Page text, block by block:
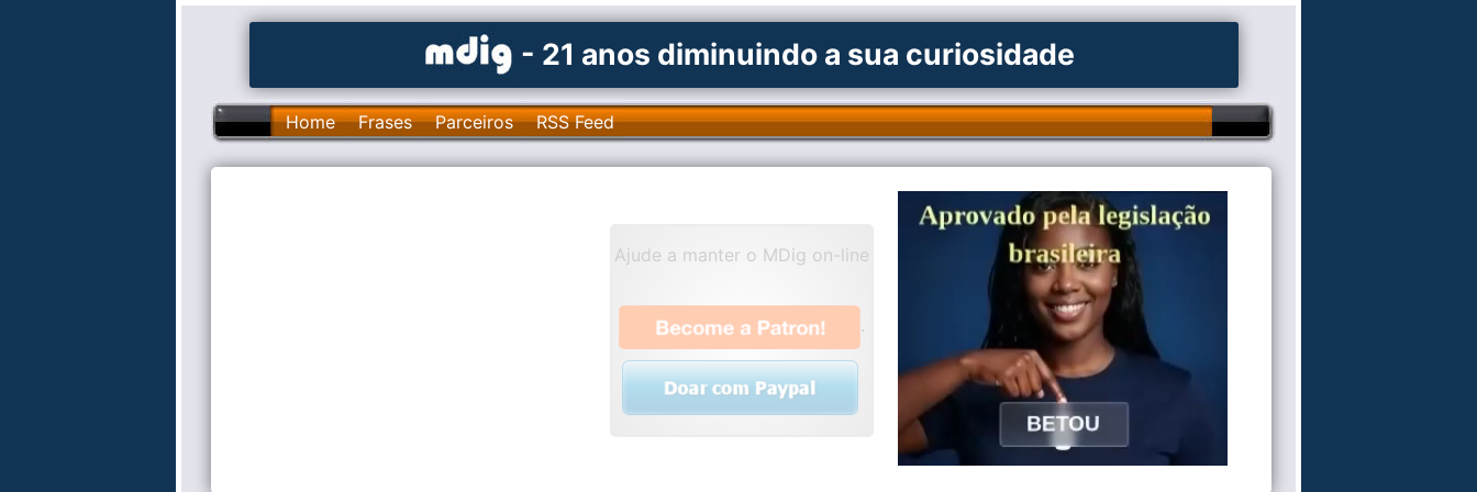
- 21 anos diminuindo a sua curiosidade
Home Frases Parceiros RSS Feed
Ajude a manter o MDig on-line
.